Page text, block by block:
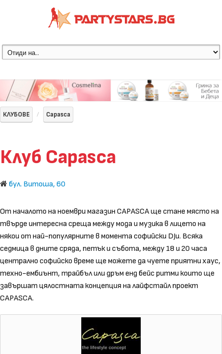
КЛУБОВЕ Capasca
Клуб Capasca
бул. Витоша, 60
От началото на ноември магазин CAPASCA ще стане място на
твърде интересна среща между мода и музика в лицето на
някои от най-популярните в момента софийски DJи. Всяка
седмица в дните сряда, петък и събота, между 18 и 20 часа
централно софийско време ще можете да чуете приятни хаус,
техно-ембиънт, трайбъл или дръм енд бейс ритми които ще
завършат цялостната концепция на лайфстайл проект
CAPASCA.